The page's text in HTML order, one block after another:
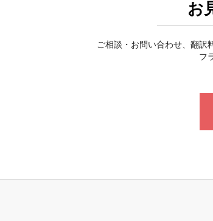
お
ご相談・お問い合わせ、翻訳
フ